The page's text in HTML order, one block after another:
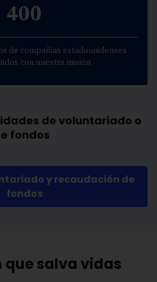
400
de compañías estadounidenses
con nuestra misión
de voluntariado o
fondos
y recaudación de
fondos
salva vidas